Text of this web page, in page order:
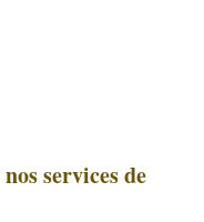
services de